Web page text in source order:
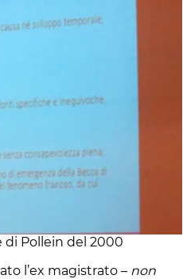
di Pollein del 2000
l’ex magistrato – non